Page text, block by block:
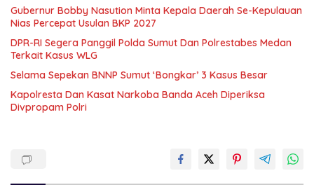
Gubernur Bobby Nasution Minta Kepala Daerah Se-Kepulauan
Nias Percepat Usulan BKP 2027
DPR-RI Segera Panggil Polda Sumut Dan Polrestabes Medan
Terkait Kasus WLG
Selama Sepekan BNNP Sumut ‘Bongkar’ 3 Kasus Besar
Kapolresta Dan Kasat Narkoba Banda Aceh Diperiksa
Divpropam Polri